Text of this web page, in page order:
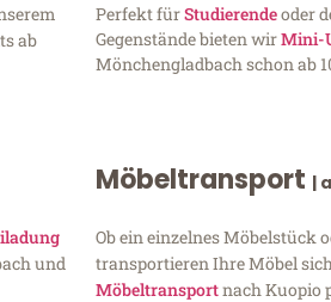
ab
Perfekt fürStudierendeoder
Gegenstände bieten wirMini-
Mönchengladbach schon ab
und
Möbeltransport |
Ob ein einzelnes Möbelstück
transportieren Ihre Möbel
Möbeltransportnach Kuopio